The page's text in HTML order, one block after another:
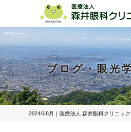
ブログ・眼光
2024年8月｜医療法人 森井眼科クリニッ